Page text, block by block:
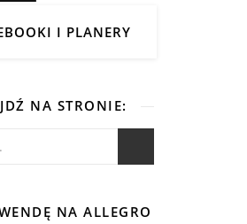
I PLANERY
NA STRONIE:
NA ALLEGRO